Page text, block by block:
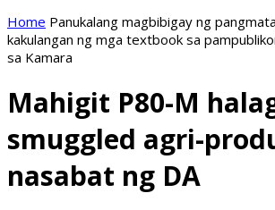
Home Panukalang magbibigay ng
kakulangan ng mga textbook sa
sa Kamara
Mahigit P80-M
smuggled agri-
nasabat ng DA